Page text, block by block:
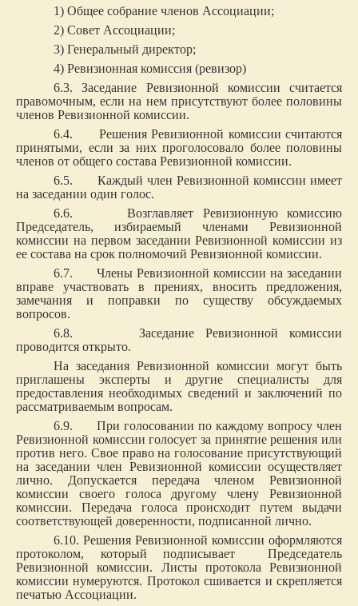
1) Общее собрание членов Ассоциации;
2) Совет Ассоциации;
3) Генеральный директор;
4) Ревизионная комиссия (ревизор)
6.3. Заседание Ревизионной комиссии считается
правомочным, если на нем присутствуют более половины
членов Ревизионной комиссии.
6.4. Решения Ревизионной комиссии считаются
принятыми, если за них проголосовало более половины
членов от общего состава Ревизионной комиссии.
6.5. Каждый член Ревизионной комиссии имеет
на заседании один голос.
6.6. Возглавляет Ревизионную комиссию
Председатель, избираемый членами Ревизионной
комиссии на первом заседании Ревизионной комиссии из
ее состава на срок полномочий Ревизионной комиссии.
6.7. Члены Ревизионной комиссии на заседании
вправе участвовать в прениях, вносить предложения,
замечания и поправки по существу обсуждаемых
вопросов.
6.8. Заседание Ревизионной комиссии
проводится открыто.
На заседания Ревизионной комиссии могут быть
приглашены эксперты и другие специалисты для
предоставления необходимых сведений и заключений по
рассматриваемым вопросам.
6.9. При голосовании по каждому вопросу член
Ревизионной комиссии голосует за принятие решения или
против него. Свое право на голосование присутствующий
на заседании член Ревизионной комиссии осуществляет
лично. Допускается передача членом Ревизионной
комиссии своего голоса другому члену Ревизионной
комиссии. Передача голоса происходит путем выдачи
соответствующей доверенности, подписанной лично.
6.10. Решения Ревизионной комиссии оформляются
протоколом, который подписывает Председатель
Ревизионной комиссии. Листы протокола Ревизионной
комиссии нумеруются. Протокол сшивается и скрепляется
печатью Ассоциации.